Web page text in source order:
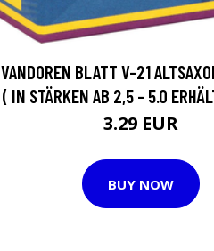
VANDOREN BLATT V-21
( IN STÄRKEN AB 2,5 - 5.0
3.29 EUR
BUY NOW